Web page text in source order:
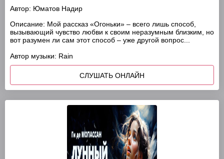
Автор: Юматов Надир
Описание: Мой рассказ «Огоньки» – всего лишь способ,
вызывающий чувство любви к своим неразумным близким, но
вот разумен ли сам этот способ – уже другой вопрос...
Автор музыки: Rain
СЛУШАТЬ ОНЛАЙН